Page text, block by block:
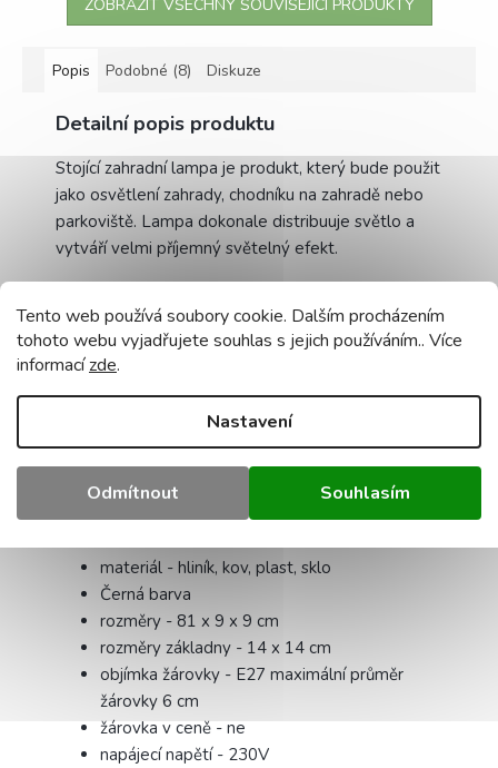
Tento web používá soubory cookie. Dalším procházením
tohoto webu vyjadřujete souhlas s jejich používáním.. Více
informacízde.
Nastavení
Odmítnout Souhlasím
ZOBRAZIT VŠECHNY SOUVISEJÍCÍ PRODUKTY
Popis Podobné (8) Diskuze
Detailní popis produktu
Stojící zahradní lampa je produkt, který bude použit
jako osvětlení zahrady, chodníku na zahradě nebo
parkoviště. Lampa dokonale distribuuje světlo a
vytváří velmi příjemný světelný efekt.
Lampa má v základně předvrtané otvory, abychom
ji mohli přišroubovat k betonovým povrchům.
Lampu lze také připevnit na zem pomocí kovových
Technická data:
materiál - hliník, kov, plast, sklo
Černá barva
rozměry - 81 x 9 x 9 cm
rozměry základny - 14 x 14 cm
objímka žárovky - E27 maximální průměr
žárovky 6 cm
žárovka v ceně - ne
napájecí napětí - 230V